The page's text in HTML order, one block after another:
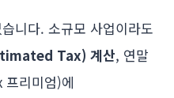
니다. 소규모 사업이라도
Tax) 계산, 연말
리미엄)에